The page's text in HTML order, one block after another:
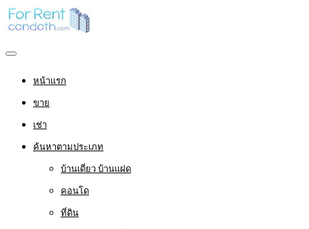
หน้าแรก
ขาย
เช่า
ค้นหาตามประเภท
บ้านเดี่ยว บ้านแฝด
คอนโด
ที่ดิน